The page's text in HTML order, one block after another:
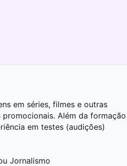
em séries, filmes e outras
Além da formação
em testes (audições)
Jornalismo